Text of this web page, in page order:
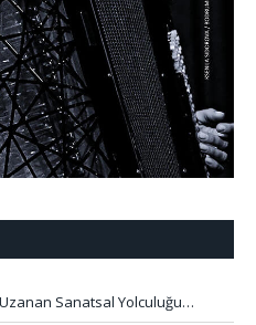
Sanatsal Yolculuğu…